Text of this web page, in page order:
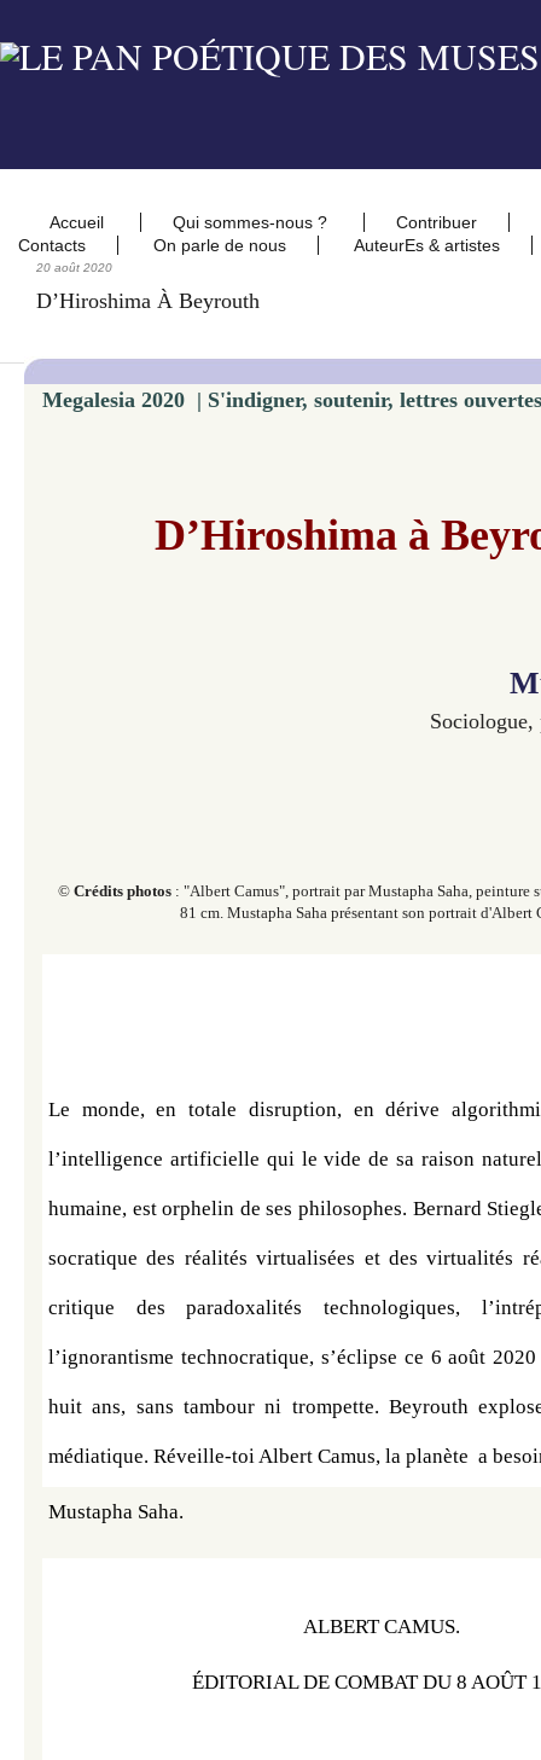
Accueil Qui sommes-nous ?
Contribuer
Contacts
On parle de nous AuteurEs & artistes
20 août 2020
D’Hiroshima À Beyrouth
Megalesia 2020 | S'indigner, soutenir, lettres
D’Hiroshima à
Sociologue,
© Crédits photos: "Albert Camus", portrait par Mustapha Saha, peinture
81 cm. Mustapha Saha présentant son portrait d'Albert
Le monde, en totale disruption, en dérive
l’intelligence artificielle qui le vide de sa raison
humaine, est orphelin de ses philosophes. Bernard
socratique des réalités virtualisées et des virtualités
critique des paradoxalités technologiques,
l’ignorantisme technocratique, s’éclipse ce 6 août
huit ans, sans tambour ni trompette. Beyrouth
médiatique. Réveille-toi Albert Camus, la planète  a
Mustapha Saha.
ALBERT CAMUS.
ÉDITORIAL DE COMBAT DU 8 AOÛT